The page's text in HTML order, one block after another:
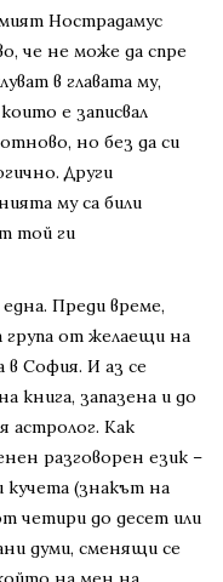
Нострадамус
че не може да спре
в главата му,
е записвал
но без да си
Други
му са били
той ги
Преди време,
група от желаещи на
в София. И аз се
книга, запазена и до
астролог. Как
разговорен език –
кучета (знакът на
четири до десет или
думи, сменящи се